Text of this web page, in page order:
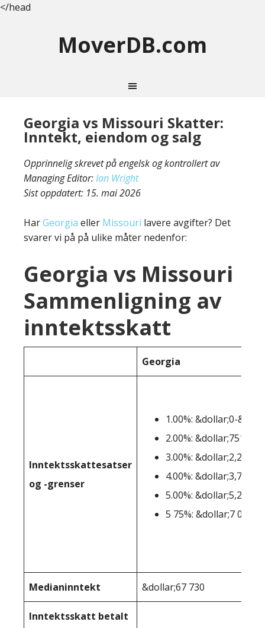
</head
MoverDB.com
Georgia vs Missouri Skatter:
Inntekt, eiendom og salg
Opprinnelig skrevet på engelsk og kontrollert av
Managing Editor:Ian Wright
Sist oppdatert: 15. mai 2026
HarGeorgia eller Missouri lavere avgifter? Det
svarer vi på på ulike måter nedenfor:
Georgia vs Missouri
Sammenligning av
inntektsskatt
Georgia
Inntektsskattesatser
og -grenser
1.00%: &dollar;0-
2.00%: &dollar;751-
3.00%: &dollar;2,251-
4.00%: &dollar;3,751-
5.00%: &dollar;5,251-
5 75%: &dollar;7 000+
Medianinntekt &dollar;67 730
Inntektsskatt betalt